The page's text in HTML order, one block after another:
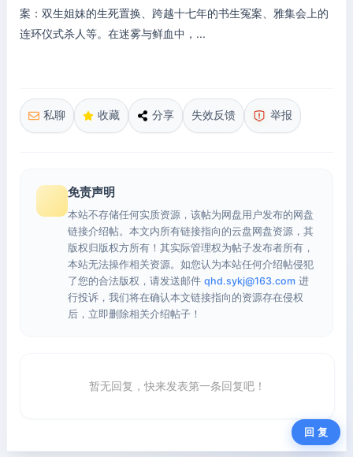
案：双生姐妹的生死置换、跨越十七年的书生冤案、雅集会上的
连环仪式杀人等。在迷雾与鲜血中，...
私聊 收藏 分享 失效反馈 举报
免责声明
本站不存储任何实质资源，该帖为网盘用户发布的网盘
链接介绍帖。本文内所有链接指向的云盘网盘资源，其
版权归版权方所有！其实际管理权为帖子发布者所有，
本站无法操作相关资源。如您认为本站任何介绍帖侵犯
了您的合法版权，请发送邮件 qhd.sykj@163.com 进
行投诉，我们将在确认本文链接指向的资源存在侵权
后，立即删除相关介绍帖子！
暂无回复，快来发表第一条回复吧！
回 复